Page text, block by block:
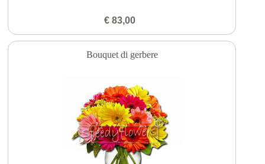
€ 83,00
Bouquet di gerbere